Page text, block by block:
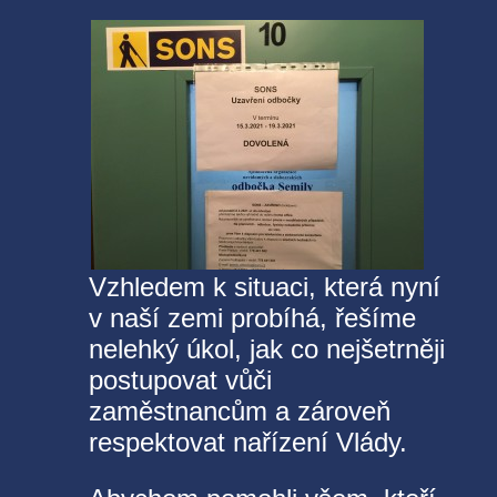
Vzhledem k situaci, která nyní
v naší zemi probíhá, řešíme
nelehký úkol, jak co nejšetrněji
postupovat vůči
zaměstnancům a zároveň
respektovat nařízení Vlády.